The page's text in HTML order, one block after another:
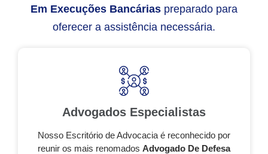
Em Execuções Bancárias preparado para
oferecer a assistência necessária.
Advogados Especialistas
Nosso Escritório de Advocacia é reconhecido por
reunir os mais renomados Advogado De Defesa